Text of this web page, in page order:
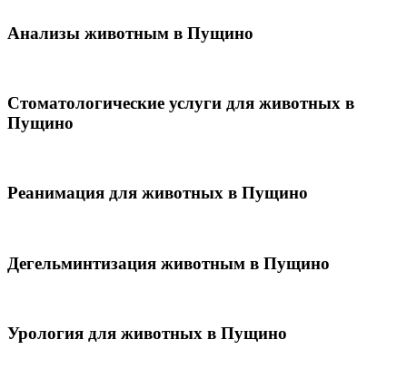
Анализы животным в Пущино
Стоматологические услуги для животных в
Пущино
Реанимация для животных в Пущино
Дегельминтизация животным в Пущино
Урология для животных в Пущино